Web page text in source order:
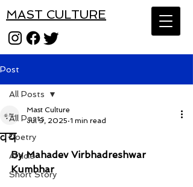
MAST CULTURE
Post
All Posts
Poetry
Article
Short Story
All Posts
वय
Mast Culture
Jul 9, 2025 1 min read
By Mahadev Virbhadreshwar
Kumbhar